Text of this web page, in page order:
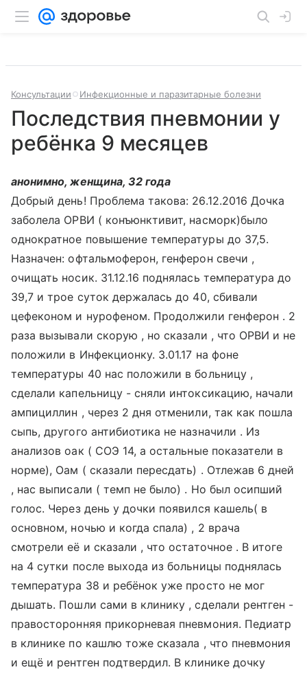
Консультации Инфекционные и паразитарные болезни
Последствия пневмонии у
ребёнка 9 месяцев
анонимно, женщина, 32 года
Добрый день! Проблема такова: 26.12.2016 Дочка
заболела ОРВИ ( конъюнктивит, насморк)было
однократное повышение температуры до 37,5.
Назначен: офтальмоферон, генферон свечи ,
очищать носик. 31.12.16 поднялась температура до
39,7 и трое суток держалась до 40, сбивали
цефеконом и нурофеном. Продолжили генферон . 2
раза вызывали скорую , но сказали , что ОРВИ и не
положили в Инфекционку. 3.01.17 на фоне
температуры 40 нас положили в больницу ,
сделали капельницу - сняли интоксикацию, начали
ампициллин , через 2 дня отменили, так как пошла
сыпь, другого антибиотика не назначили . Из
анализов оак ( СОЭ 14, а остальные показатели в
норме), Оам ( сказали пересдать) . Отлежав 6 дней
, нас выписали ( темп не было) . Но был осипший
голос. Через день у дочки появился кашель( в
основном, ночью и когда спала) , 2 врача
смотрели её и сказали , что остаточное . В итоге
на 4 сутки после выхода из больницы поднялась
температура 38 и ребёнок уже просто не мог
дышать. Пошли сами в клинику , сделали рентген -
правосторонняя прикорневая пневмония. Педиатр
в клинике по кашлю тоже сказала , что пневмония
и ещё и рентген подтвердил. В клинике дочку